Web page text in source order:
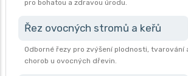
pro bohatou a zdravou úrodu.
Řez ovocných stromů a keřů
Odborné řezy pro zvýšení plodnosti, tvarování
chorob u ovocných dřevin.